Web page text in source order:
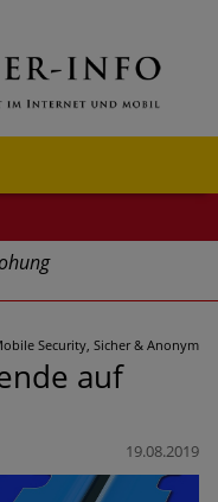
und
– was CISOs jetzt
Security, Sicher & Anonym
auf
19.08.2019